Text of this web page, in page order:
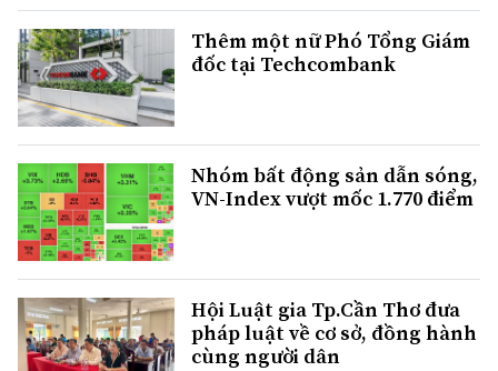
Thêm một nữ Phó Tổng Giám
đốc tại Techcombank
Nhóm bất động sản dẫn sóng,
VN-Index vượt mốc 1.770 điểm
Hội Luật gia Tp.Cần Thơ đưa
pháp luật về cơ sở, đồng hành
cùng người dân